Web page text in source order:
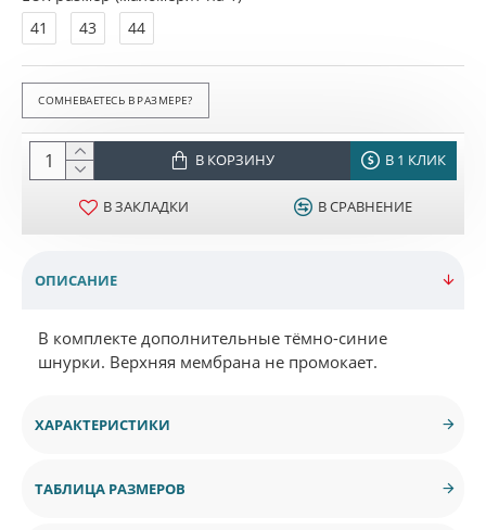
41
43 44
В КОРЗИНУ В 1 КЛИК
В ЗАКЛАДКИ В СРАВНЕНИЕ
ОПИСАНИЕ
В комплекте дополнительные тёмно-синие
шнурки. Верхняя мембрана не промокает.
ХАРАКТЕРИСТИКИ
ТАБЛИЦА РАЗМЕРОВ
СОМНЕВАЕТЕСЬ В РАЗМЕРЕ?